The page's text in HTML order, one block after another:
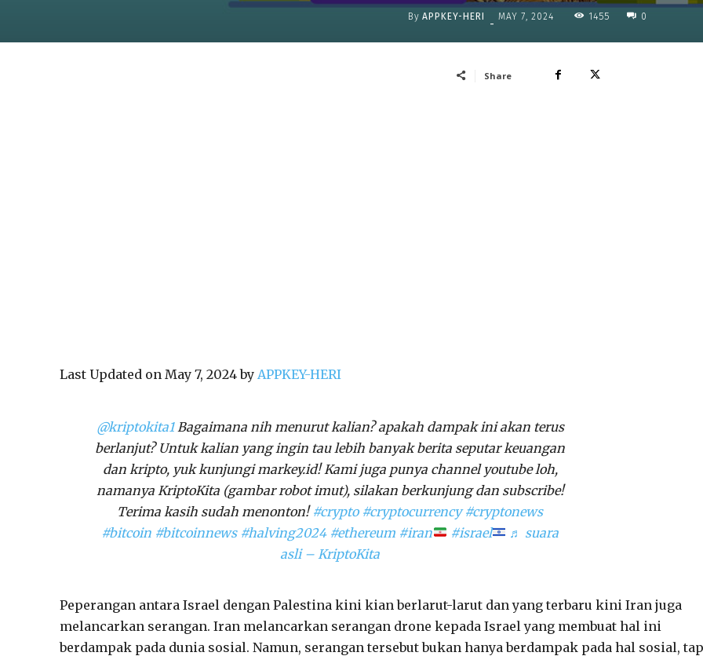
By APPKEY-HERI - MAY 7, 2024 1455 0
Share
Last Updated on May 7, 2024 by APPKEY-HERI
@kriptokita1Bagaimana nih menurut kalian? apakah dampak ini akan terus
berlanjut? Untuk kalian yang ingin tau lebih banyak berita seputar keuangan
dan kripto, yuk kunjungi markey.id! Kami juga punya channel youtube loh,
namanya KriptoKita (gambar robot imut), silakan berkunjung dan subscribe!
Terima kasih sudah menonton! #crypto #cryptocurrency #cryptonews
#bitcoin #bitcoinnews #halving2024 #ethereum #iran #israel
♬ suara
asli – KriptoKita
Peperangan antara Israel dengan Palestina kini kian berlarut-larut dan yang terbaru kini Iran juga
melancarkan serangan. Iran melancarkan serangan drone kepada Israel yang membuat hal ini
berdampak pada dunia sosial. Namun, serangan tersebut bukan hanya berdampak pada hal sosial,